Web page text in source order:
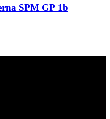
SPM GP 1b